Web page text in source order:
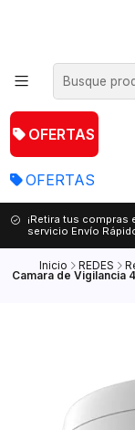
OFERTAS
OFERTAS
¡Retira tus
servicio Envío
Inicio REDES
Camara de Vigilancia